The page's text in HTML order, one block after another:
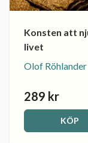
Konsten att
livet
Olof Röhlander
289 kr
KÖP